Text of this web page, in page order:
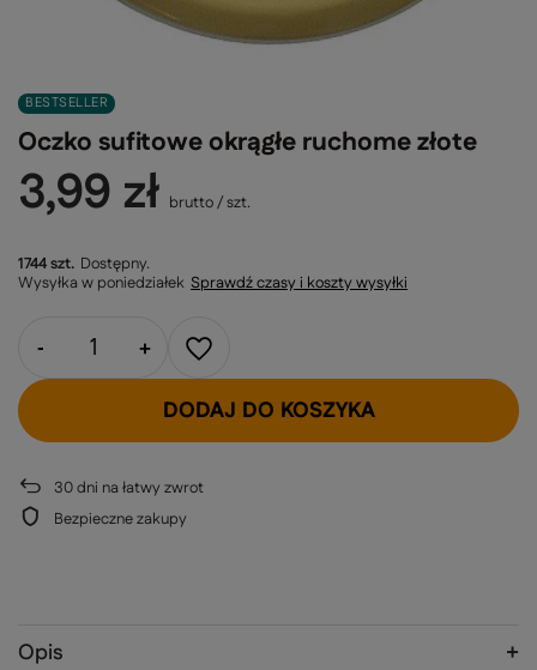
BESTSELLER
Oczko sufitowe okrągłe ruchome złote
1744 szt. Dostępny
Wysyłka w poniedziałek Sprawdź czasy i koszty wysyłki
3,99 zł brutto/szt.
- +
DODAJ DO KOSZYKA
30dni na łatwy zwrot
Bezpieczne zakupy
Opis